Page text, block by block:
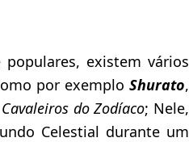
existem vários
por exemplo Shurato,
do Zodíaco; Nele,
Celestial durante um